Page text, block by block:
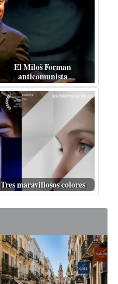
El Miloš Forman
anticomunista
Tres maravillosos colores